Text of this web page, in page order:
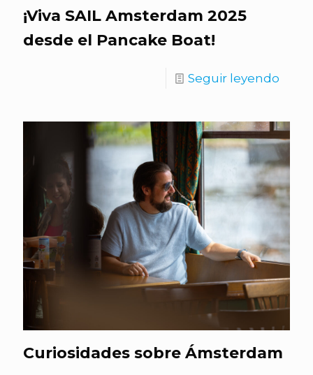
¡Viva SAIL Amsterdam 2025
desde el Pancake Boat!
Seguir leyendo
Curiosidades sobre Ámsterdam